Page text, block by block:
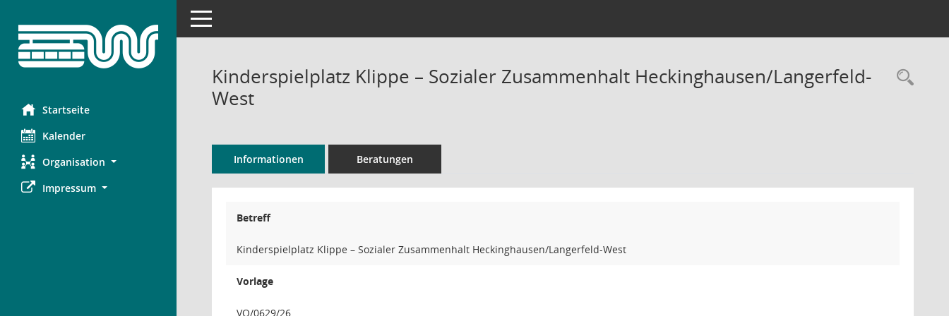
Startseite
Kalender
Organisation
Impressum
Toggle navigation
Kinderspielplatz Klippe – Sozialer Zusammenhalt Heckinghausen/Langerfeld-
West
Informationen Beratungen
Betreff
Kinderspielplatz Klippe – Sozialer Zusammenhalt Heckinghausen/Langerfeld-West
Vorlage
VO/0629/26